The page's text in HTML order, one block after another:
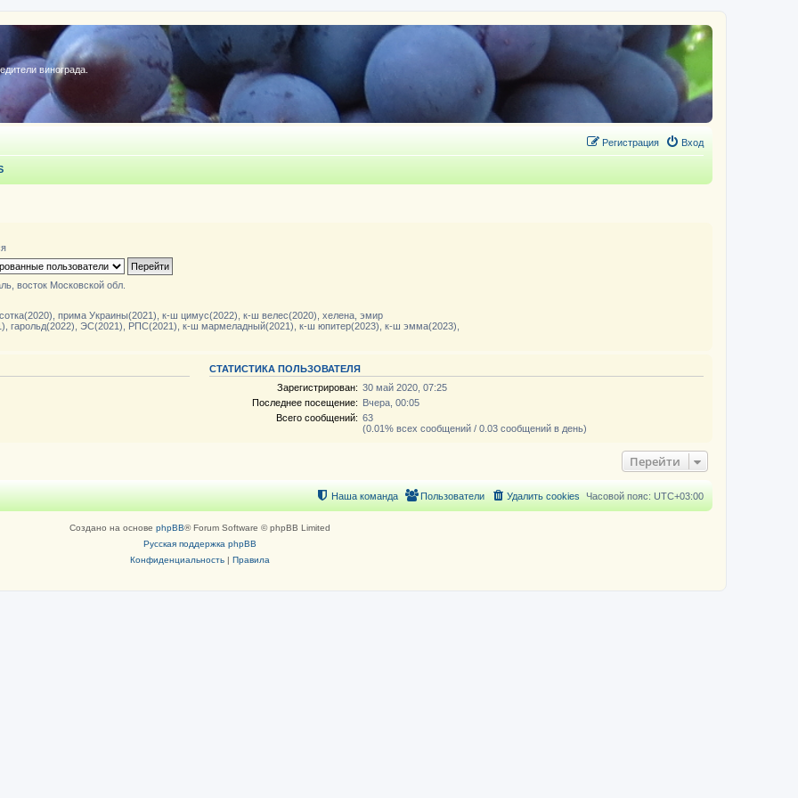
винограда.
Вход
Регистрация
восток Московской обл.
прима Украины(2021), к-ш цимус(2022), к-ш велес(2020), хелена, эмир
гарольд(2022), ЭС(2021), РПС(2021), к-ш мармеладный(2021), к-ш юпитер(2023), к-ш эмма(2023),
СТАТИСТИКА ПОЛЬЗОВАТЕЛЯ
Зарегистрирован: 30 май 2020, 07:25
Последнее посещение: Вчера, 00:05
Всего сообщений: 63
(0.01% всех сообщений / 0.03 сообщений в день)
Перейти
Часовой пояс: UTC+03:00
Удалить cookies
Пользователи
Наша команда
Создано на основе phpBB® Forum Software © phpBB Limited
Русская поддержка phpBB
Конфиденциальность| Правила